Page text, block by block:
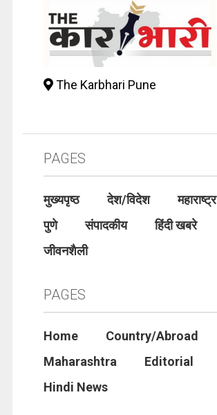
The Karbhari Pune
PAGES
मुख्यपृष्ठ देश/विदेश
महाराष्ट्र
पुणे
संपादकीय
हिंदी खबरे
जीवनशैली
PAGES
Home
Country/Abroad
Maharashtra
Editorial
Hindi News